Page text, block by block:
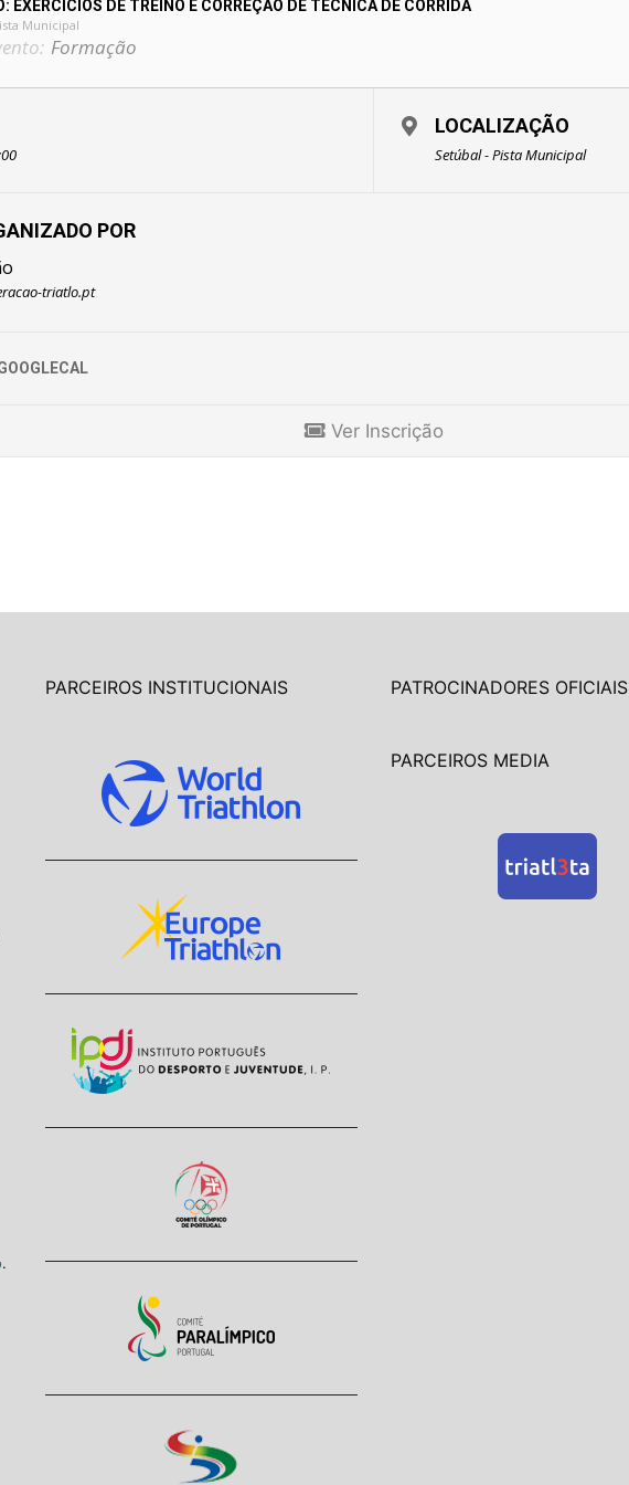
EXERCÍCIOS DE TREINO E CORREÇÃO DE TÉCNICA DE CORRIDA
Municipal
Formação
LOCALIZAÇÃO
Setúbal - Pista Municipal
POR
triatlo.pt
Ver Inscrição
.
PARCEIROS INSTITUCIONAIS PATROCINADORES OFICIAIS
PARCEIROS MEDIA